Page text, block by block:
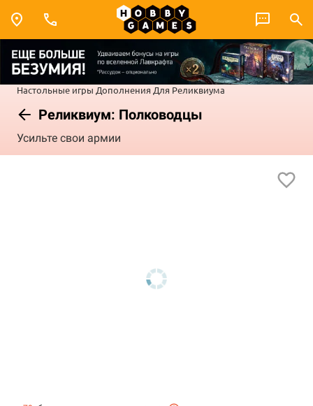
Настольные игры Дополнения Для Реликвиума
Реликвиум: Полководцы
Усильте свои армии